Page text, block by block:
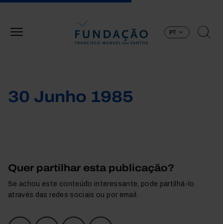
PT
30 Junho 1985
Quer partilhar esta publicação?
Se achou este conteúdo interessante, pode partilhá-lo
através das redes sociais ou por email.